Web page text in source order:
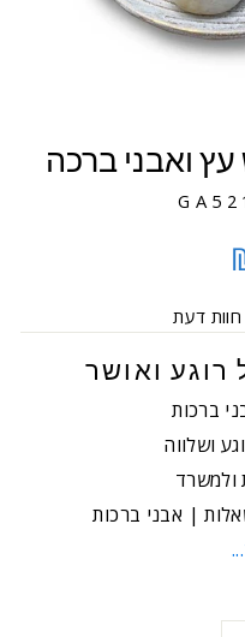
ואבני ברכה
חוות דעת
רוגע ואושר
ברכות
ושלווה
ולמשרד
| אבני ברכות